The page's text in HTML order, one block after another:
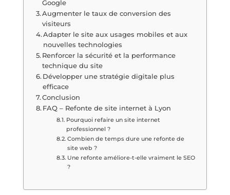
Google
Augmenter le taux de conversion des
visiteurs
Adapter le site aux usages mobiles et aux
nouvelles technologies
Renforcer la sécurité et la performance
technique du site
Développer une stratégie digitale plus
efficace
Conclusion
FAQ – Refonte de site internet à Lyon
Pourquoi refaire un site internet
professionnel ?
Combien de temps dure une refonte de
site web ?
Une refonte améliore-t-elle vraiment le SEO
?